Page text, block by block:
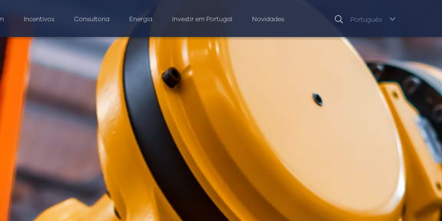
Incentivos Consultoria Energia Investir em Portugal Novidades Português